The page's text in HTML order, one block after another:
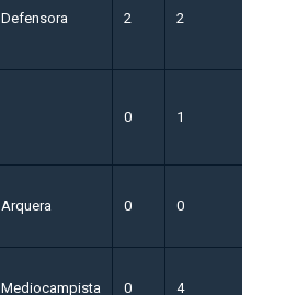
Defensora 2 2
0 1
Arquera 0 0
Mediocampista 0 4